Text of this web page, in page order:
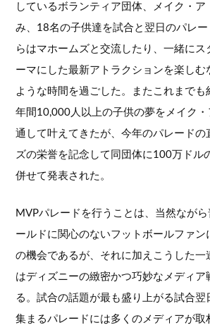
しているボランティア団体、メイク・ア
み、18名の子供達を試合と翌日のパレ
らはマホームズと交流したり、一緒にス
ーマにした最新アトラクションを楽しむ
ような時間を過ごした。またこれまでも
年間10,000人以上の子供の夢をメイク
通して叶えてきたが、今年のパレードの
ズの栄誉を記念して同団体に100万ドル
併せて発表された。
MVPパレードを行うことは、当然なが
ールドに関心のないフットボールファン
の機会であるが、それに加えこうした一
はディズニーの緻密かつ巧妙なメディア
る。試合の話題が最も盛り上がる試合翌
集まるパレードには多くのメディアが取